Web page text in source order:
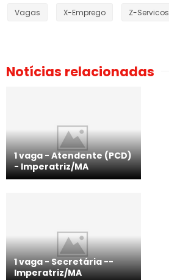
Vagas X-Emprego Z-Servicos
Notícias relacionadas
1 vaga - Atendente (PCD)
­- Imperatriz/MA
1 vaga - Secretária -­
Imperatriz/MA